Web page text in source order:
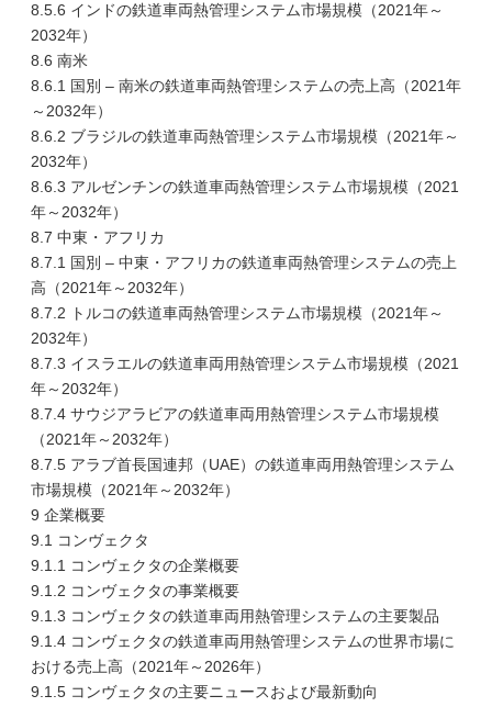
8.5.6 インドの鉄道車両熱管理システム市場規模（2021年～
2032年）
8.6 南米
8.6.1 国別 – 南米の鉄道車両熱管理システムの売上高（2021年
～2032年）
8.6.2 ブラジルの鉄道車両熱管理システム市場規模（2021年～
2032年）
8.6.3 アルゼンチンの鉄道車両熱管理システム市場規模（2021
年～2032年）
8.7 中東・アフリカ
8.7.1 国別 – 中東・アフリカの鉄道車両熱管理システムの売上
高（2021年～2032年）
8.7.2 トルコの鉄道車両熱管理システム市場規模（2021年～
2032年）
8.7.3 イスラエルの鉄道車両用熱管理システム市場規模（2021
年～2032年）
8.7.4 サウジアラビアの鉄道車両用熱管理システム市場規模
（2021年～2032年）
8.7.5 アラブ首長国連邦（UAE）の鉄道車両用熱管理システム
市場規模（2021年～2032年）
9 企業概要
9.1 コンヴェクタ
9.1.1 コンヴェクタの企業概要
9.1.2 コンヴェクタの事業概要
9.1.3 コンヴェクタの鉄道車両用熱管理システムの主要製品
9.1.4 コンヴェクタの鉄道車両用熱管理システムの世界市場に
おける売上高（2021年～2026年）
9.1.5 コンヴェクタの主要ニュースおよび最新動向